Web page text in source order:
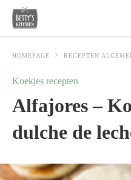
HOMEPAGE RECEPTEN
Koekjes recepten
Alfajores –
dulche de